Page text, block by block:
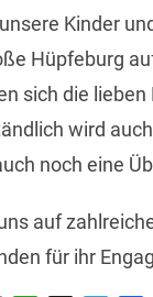
Kinder
Hüpfeburg
sich die
wird
noch eine
auf
für ihr